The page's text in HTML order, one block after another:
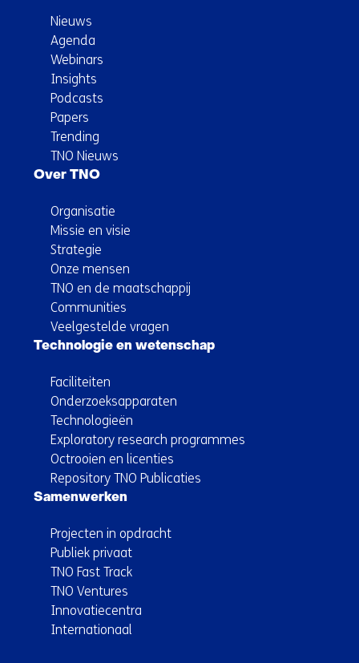
Nieuws
Agenda
Webinars
Insights
Podcasts
Papers
Trending
TNO Nieuws
Over TNO
Organisatie
Missie en visie
Strategie
Onze mensen
TNO en de maatschappij
Communities
Veelgestelde vragen
Technologie en wetenschap
Faciliteiten
Onderzoeksapparaten
Technologieën
Exploratory research programmes
Octrooien en licenties
Repository TNO Publicaties
Samenwerken
Projecten in opdracht
Publiek privaat
TNO Fast Track
TNO Ventures
Innovatiecentra
Internationaal